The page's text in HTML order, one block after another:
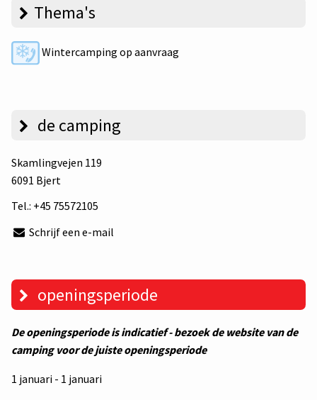
Thema's
Wintercamping op aanvraag
de camping
Skamlingvejen 119
6091 Bjert
Tel.: +45 75572105
Schrijf een e-mail
openingsperiode
De openingsperiode is indicatief - bezoek de website van de
camping voor de juiste openingsperiode
1 januari - 1 januari